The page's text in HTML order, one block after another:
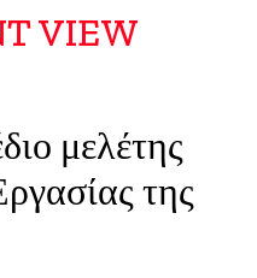
VIEW
μελέτης
της